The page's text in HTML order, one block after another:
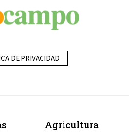
DE PRIVACIDAD
Agricultura